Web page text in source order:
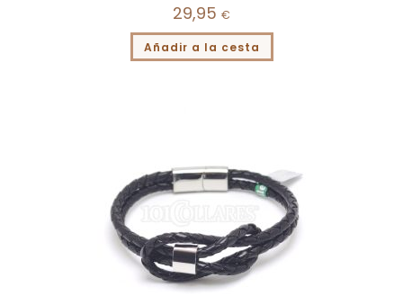
29,95 €
Añadir a la cesta